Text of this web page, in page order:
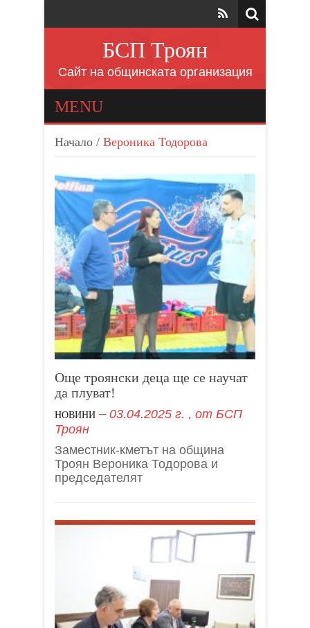
БСП Троян
Сайт на общинската организация
MENU
Начало / Вероника Тодорова
Още троянски деца ще се научат
да плуват!
НОВИНИ 03.04.2025 г. , от БСП
Троян
Заместник-кметът на община
Троян Вероника Тодорова и
председателят